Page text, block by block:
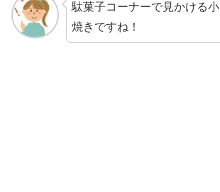
駄菓子コーナーで見かける
焼きですね！